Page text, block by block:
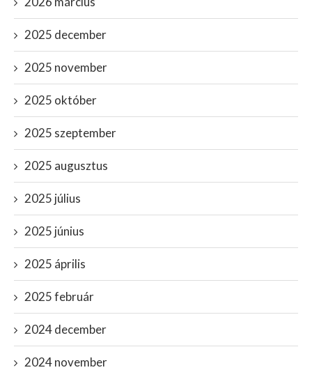
2025 december
2025 november
2025 október
2025 szeptember
2025 augusztus
2025 július
2025 június
2025 április
2025 február
2024 december
2024 november